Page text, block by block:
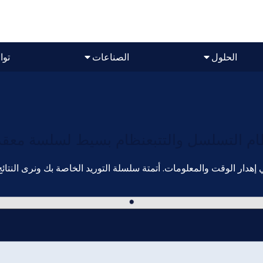
الحلول الصناعات
إهدار الوقت والمعلومات. أتمتة سلسلة التوريد الخاصة بك ونرى